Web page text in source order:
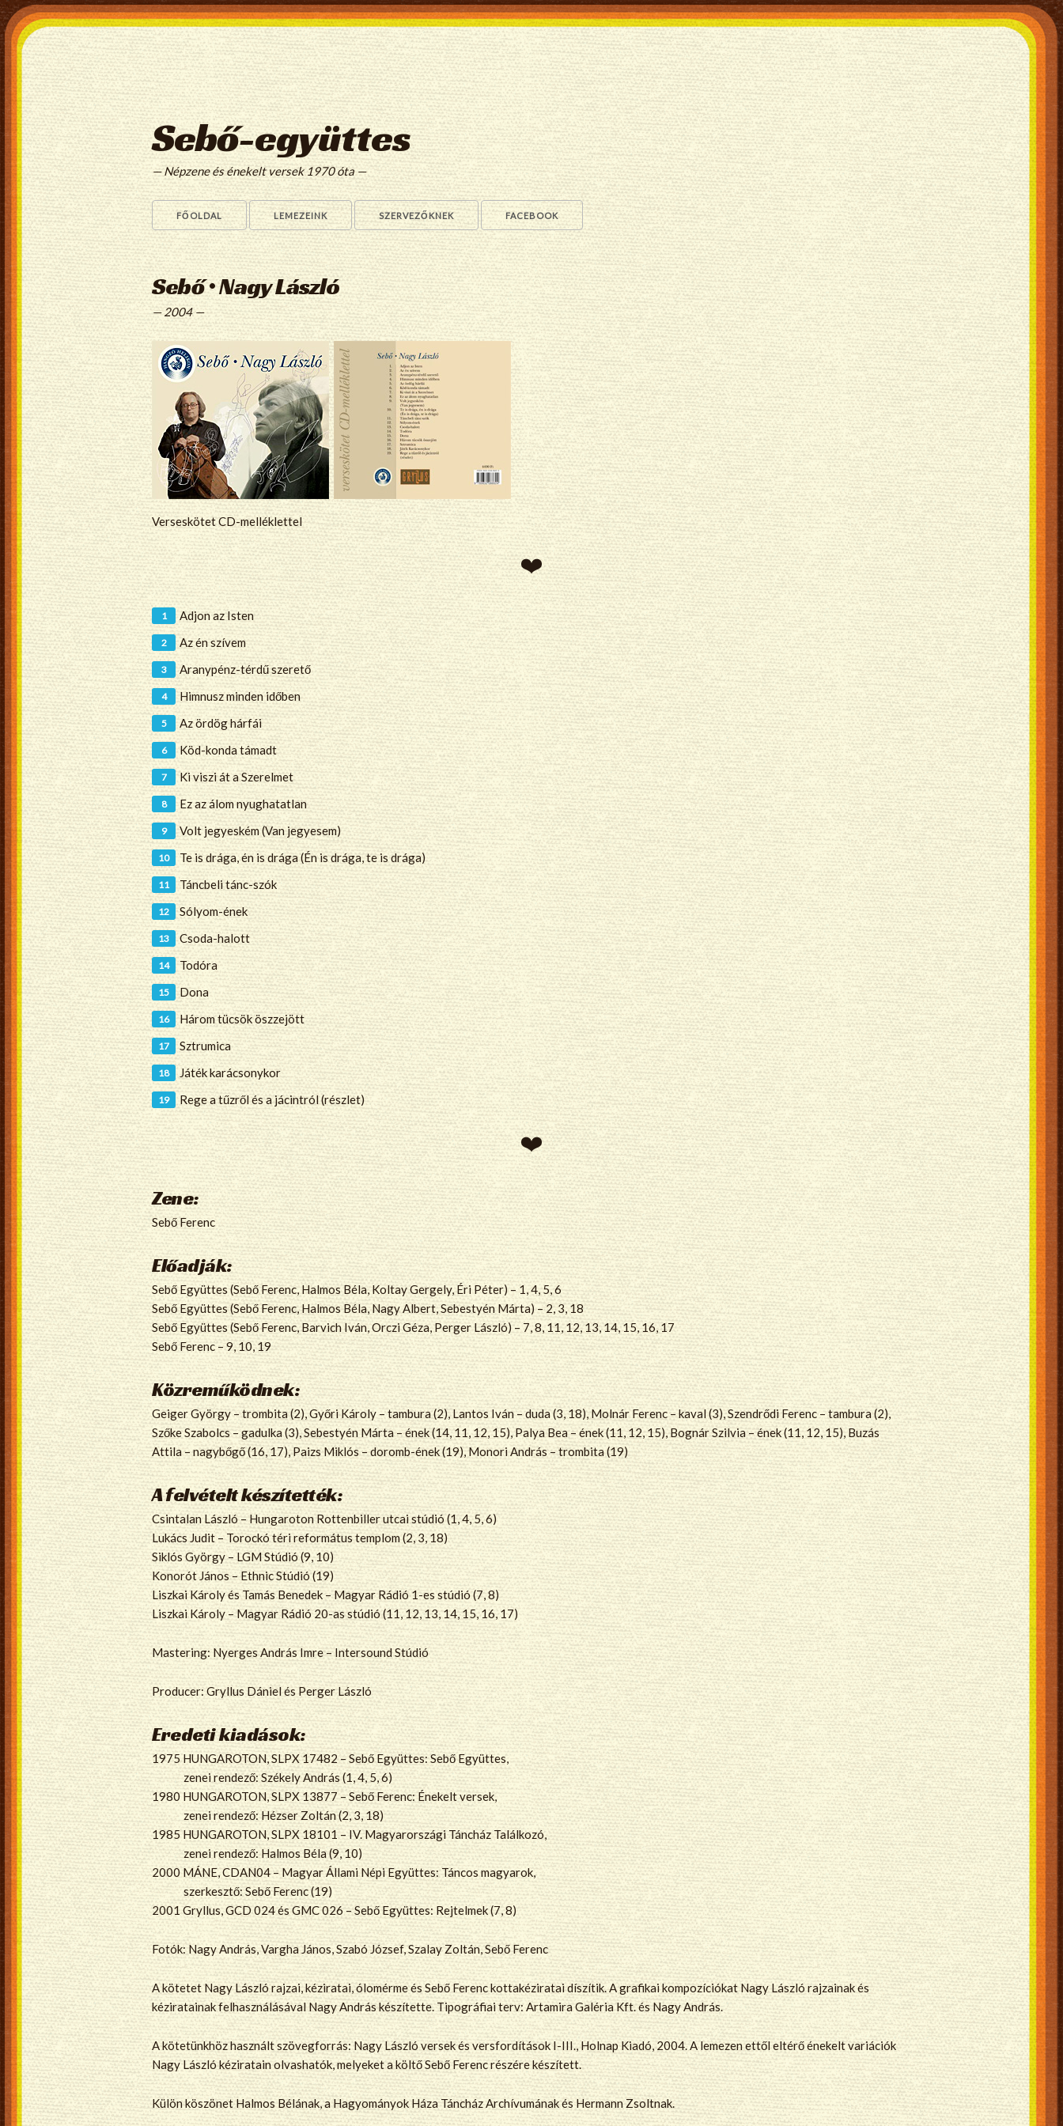
Sebő-együttes
— Népzene és énekelt versek 1970 óta —
FŐOLDAL LEMEZEINK SZERVEZŐKNEK FACEBOOK
Sebő • Nagy László
— 2004 —
Verseskötet CD-melléklettel
Adjon az Isten
Az én szívem
Aranypénz-térdű szerető
Himnusz minden időben
Az ördög hárfái
Köd-konda támadt
Ki viszi át a Szerelmet
Ez az álom nyughatatlan
Volt jegyeském (Van jegyesem)
Te is drága, én is drága (Én is drága, te is drága)
Táncbeli tánc-szók
Sólyom-ének
Csoda-halott
Todóra
Dona
Három tücsök öszzejött
Sztrumica
Játék karácsonykor
Rege a tűzről és a jácintról (részlet)
Zene:
Sebő Ferenc
Előadják:
Sebő Együttes (Sebő Ferenc, Halmos Béla, Koltay Gergely, Éri Péter) – 1, 4, 5, 6
Sebő Együttes (Sebő Ferenc, Halmos Béla, Nagy Albert, Sebestyén Márta) – 2, 3, 18
Sebő Együttes (Sebő Ferenc, Barvich Iván, Orczi Géza, Perger László) – 7, 8, 11, 12, 13, 14, 15, 16, 17
Sebő Ferenc – 9, 10, 19
Közreműködnek:
Geiger György – trombita (2), Győri Károly – tambura (2), Lantos Iván – duda (3, 18), Molnár Ferenc – kaval (3), Szendrődi Ferenc – tambura (2),
Szőke Szabolcs – gadulka (3), Sebestyén Márta – ének (14, 11, 12, 15), Palya Bea – ének (11, 12, 15), Bognár Szilvia – ének (11, 12, 15), Buzás
Attila – nagybőgő (16, 17), Paizs Miklós – doromb-ének (19), Monori András – trombita (19)
A felvételt készítették:
Csintalan László – Hungaroton Rottenbiller utcai stúdió (1, 4, 5, 6)
Lukács Judit – Torockó téri református templom (2, 3, 18)
Siklós György – LGM Stúdió (9, 10)
Konorót János – Ethnic Stúdió (19)
Liszkai Károly és Tamás Benedek – Magyar Rádió 1-es stúdió (7, 8)
Liszkai Károly – Magyar Rádió 20-as stúdió (11, 12, 13, 14, 15, 16, 17)
Mastering: Nyerges András Imre – Intersound Stúdió
Producer: Gryllus Dániel és Perger László
Eredeti kiadások:
1975 HUNGAROTON, SLPX 17482 – Sebő Együttes: Sebő Együttes,
zenei rendező: Székely András (1, 4, 5, 6)
1980 HUNGAROTON, SLPX 13877 – Sebő Ferenc: Énekelt versek,
zenei rendező: Hézser Zoltán (2, 3, 18)
1985 HUNGAROTON, SLPX 18101 – IV. Magyarországi Táncház Találkozó,
zenei rendező: Halmos Béla (9, 10)
2000 MÁNE, CDAN04 – Magyar Állami Népi Együttes: Táncos magyarok,
szerkesztő: Sebő Ferenc (19)
2001 Gryllus, GCD 024 és GMC 026 – Sebő Együttes: Rejtelmek (7, 8)
Fotók: Nagy András, Vargha János, Szabó József, Szalay Zoltán, Sebő Ferenc
A kötetet Nagy László rajzai, kéziratai, ólomérme és Sebő Ferenc kottakéziratai díszítik. A grafikai kompozíciókat Nagy László rajzainak és
kéziratainak felhasználásával Nagy András készítette. Tipográfiai terv: Artamira Galéria Kft. és Nagy András.
A kötetünkhöz használt szövegforrás: Nagy László versek és versfordítások I-III., Holnap Kiadó, 2004. A lemezen ettől eltérő énekelt variációk
Nagy László kéziratain olvashatók, melyeket a költő Sebő Ferenc részére készített.
Külön köszönet Halmos Bélának, a Hagyományok Háza Táncház Archívumának és Hermann Zsoltnak.